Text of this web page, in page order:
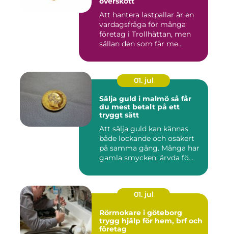
Att hantera lastpallar är en
vardagsfråga för många
företag i Trollhättan, men
sällan den som får me...
01. jul
Sälja guld i malmö så får
du mest betalt på ett
tryggt sätt
Att sälja guld kan kännas
både lockande och osäkert
på samma gång. Många har
gamla smycken, ärvda fö...
01. jul
Rörmokare i göteborg
trygg hjälp för hem, brf och
företag